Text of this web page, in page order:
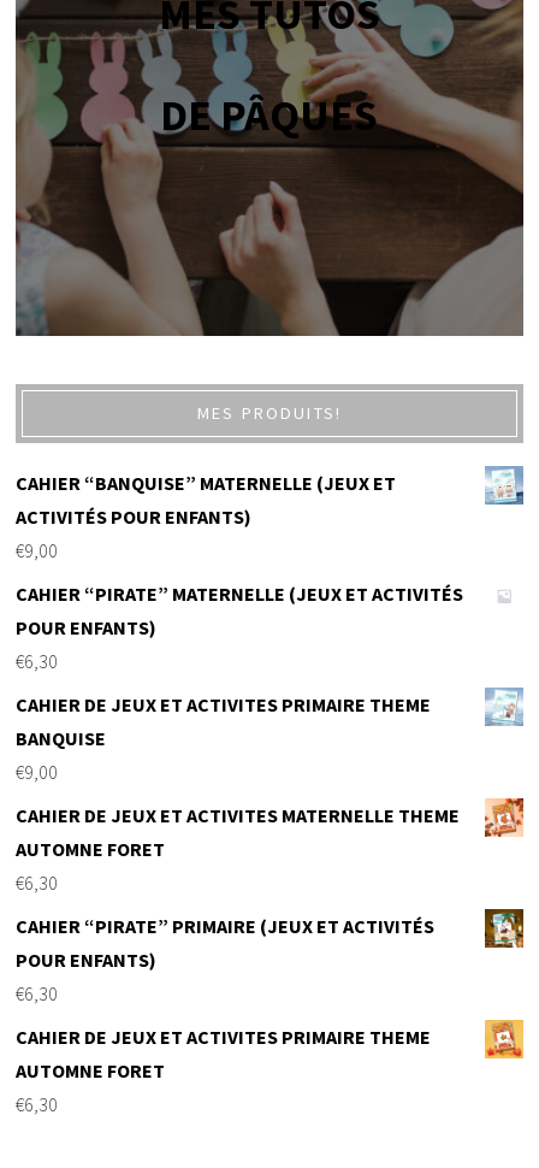
MES TUTOS
DE PÂQUES
MES PRODUITS!
CAHIER “BANQUISE” MATERNELLE (JEUX ET
ACTIVITÉS POUR ENFANTS)
€9,00
CAHIER “PIRATE” MATERNELLE (JEUX ET ACTIVITÉS
POUR ENFANTS)
€6,30
CAHIER DE JEUX ET ACTIVITES PRIMAIRE THEME
BANQUISE
€9,00
CAHIER DE JEUX ET ACTIVITES MATERNELLE THEME
AUTOMNE FORET
€6,30
CAHIER “PIRATE” PRIMAIRE (JEUX ET ACTIVITÉS
POUR ENFANTS)
€6,30
CAHIER DE JEUX ET ACTIVITES PRIMAIRE THEME
AUTOMNE FORET
€6,30